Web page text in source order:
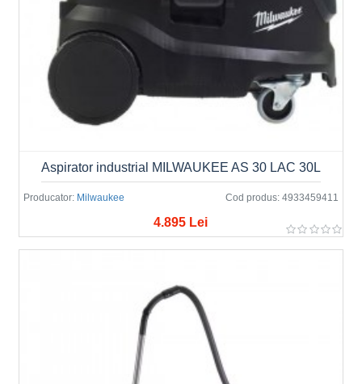
Producator: Milwaukee Cod produs: 4933459411
Aspirator industrial MILWAUKEE AS 30 LAC 30L
4.895 Lei